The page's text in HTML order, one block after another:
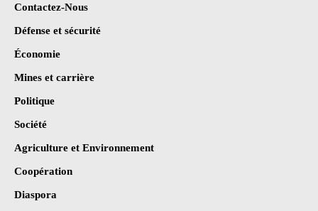
Contactez-Nous
Défense et sécurité
Économie
Mines et carrière
Politique
Société
Agriculture et Environnement
Coopération
Diaspora